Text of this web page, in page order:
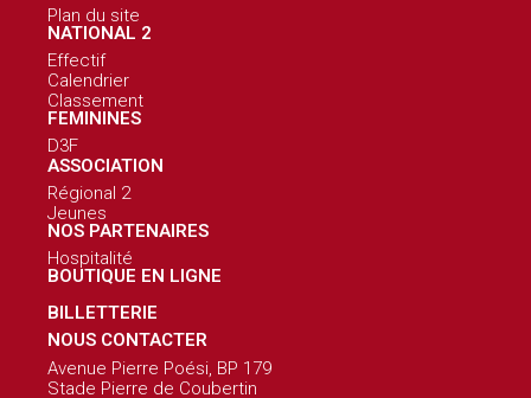
Plan du site
NATIONAL 2
Effectif
Calendrier
Classement
FEMININES
D3F
ASSOCIATION
Régional 2
Jeunes
NOS PARTENAIRES
Hospitalité
BOUTIQUE EN LIGNE
BILLETTERIE
NOUS CONTACTER
Avenue Pierre Poési, BP 179
Stade Pierre de Coubertin